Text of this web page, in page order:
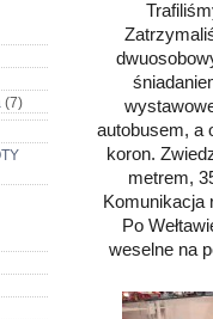
(7)
autobusem, a
koron.
metrem,
Komunikacja
Po
weselne na